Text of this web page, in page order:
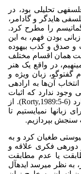
تحلیلی بود، در
هایدگر و گادامر،
را مطرح کرد.
بودن فهم، به این
و صدق و کذب بیهوده
همان اقسام مختلف
در واقع یک هنر
گفت­وگو، زبان ویژه و
آن‌ها به اراده­ی
ندارد که اثبات
کند کدام نوع گفت­وگو بر دیگران برتری دارد (Rorty,1989:5-6). از
نمی­ایستیم تا
سنجش بپردازیم.
طغیان کرد و به
دوره­ی فکری علاقه و
یا عدم مطابقت
به نظر می­رسد ایده­آل